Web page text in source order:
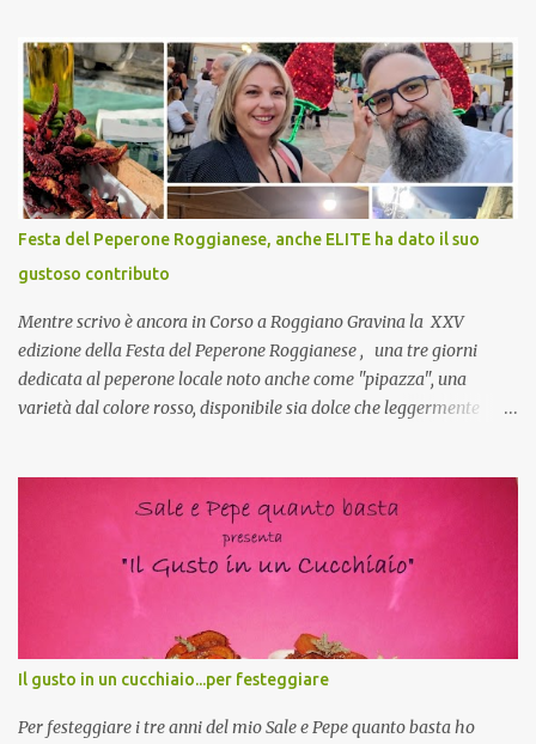
pranzo, racconta un po'! Perchè io avrò ospiti e cerco degli spunti...
Cuocapercaso : A dire il vero domenica prossima non preparo
nulla perché vado al Pranzo Aziendale di fine anno organizzato dai
mie capi! CoCo : Pranzo aziendale? Una bella idea! Cuocapercaso :
si, è un modo per riunirsi tutti a fine anno e tirare le somme…
naturalmente mangiando tutti insieme, con grande convivialità!
CoCo : è naturale il cibo, come sappiamo bene, funziona spesso da
collante e anche nel lavoro riesce a creare spesso l’ambiente
favorevole per molte belle opportunità, non trovi? Cuocapercaso :
Si, concordo! …addirittura si dice...
Festa del Peperone Roggianese, anche ELITE ha dato il suo
gustoso contributo
Mentre scrivo è ancora in Corso a Roggiano Gravina la XXV
edizione della Festa del Peperone Roggianese , una tre giorni
dedicata al peperone locale noto anche come "pipazza", una
varietà dal colore rosso, disponibile sia dolce che leggermente
(Pat) della Calabria. Un ingrediente versatile in cucina, utilizzato
fresco o essiccato in ricette della tradizione o in piatti innovativi.
Durante la prima serata dell'evento abbiamo avuto prova della
versatilità di questo ingrediente durante il "2° Concorso
Gastronomico di piatti a base di peperone Roggianese" ideato da
Gina Santagata , presidente dell'associazione Mongolfiera, che ha
visto coinvolte tante associazioni attive sul territorio che hanno
voluto partecipare presentando un loro piatto a base di peperone.
Da giurata del concorso insieme agli chef Francesco Luci e ...
Il gusto in un cucchiaio...per festeggiare
Per festeggiare i tre anni del mio Sale e Pepe quanto basta ho